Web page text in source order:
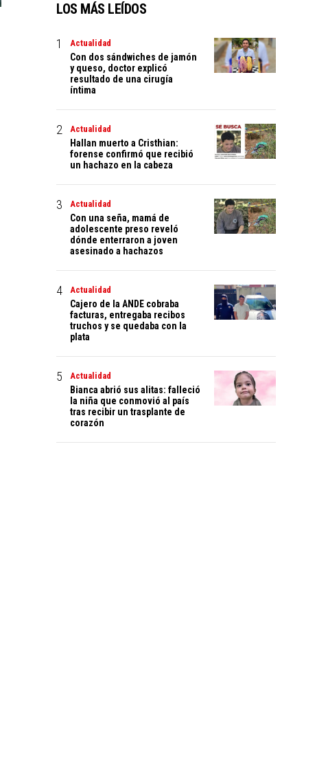
LOS MÁS LEÍDOS
Actualidad
Con dos sándwiches de jamón
y queso, doctor explicó
resultado de una cirugía
íntima
Actualidad
Hallan muerto a Cristhian:
forense confirmó que recibió
un hachazo en la cabeza
Actualidad
Con una seña, mamá de
adolescente preso reveló
dónde enterraron a joven
asesinado a hachazos
Actualidad
Cajero de la ANDE cobraba
facturas, entregaba recibos
truchos y se quedaba con la
plata
Actualidad
Bianca abrió sus alitas: falleció
la niña que conmovió al país
tras recibir un trasplante de
corazón